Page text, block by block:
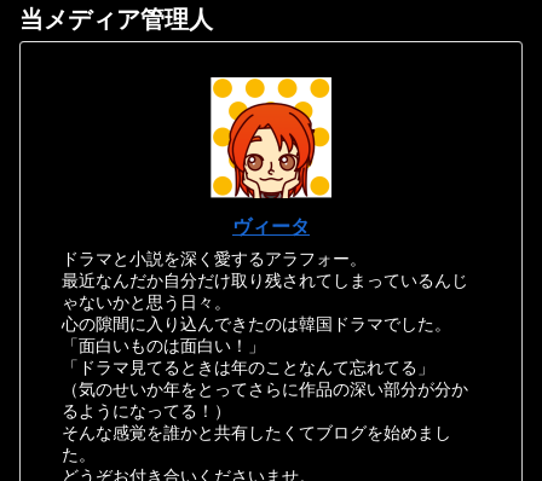
当メディア管理人
ヴィータ
ドラマと小説を深く愛するアラフォー。
最近なんだか自分だけ取り残されてしまっているんじ
ゃないかと思う日々。
心の隙間に入り込んできたのは韓国ドラマでした。
「面白いものは面白い！」
「ドラマ見てるときは年のことなんて忘れてる」
（気のせいか年をとってさらに作品の深い部分が分か
るようになってる！）
そんな感覚を誰かと共有したくてブログを始めまし
た。
どうぞお付き合いくださいませ。